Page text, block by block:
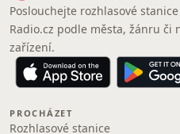
Poslouchejte rozhlasové
Radio.cz podle města, žánru
zařízení.
PROCHÁZET
Rozhlasové stanice